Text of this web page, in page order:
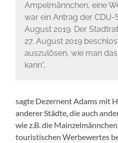
Ampelmännchen, eine
war ein Antrag der
August 2019. Der
27. August 2019
auszulösen, wie man
kann“,
sagte Dezernent Adams mit
anderer Städte, die auch
wie z.B. die
touristischen Werbewertes